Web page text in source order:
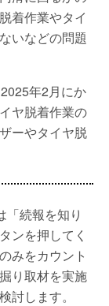
着作業やタイ
いなどの問題
年2月にか
ヤ脱着作業の
ーやタイヤ脱
続報を知り
ンを押してく
みをカウント
り取材を実施
討します。